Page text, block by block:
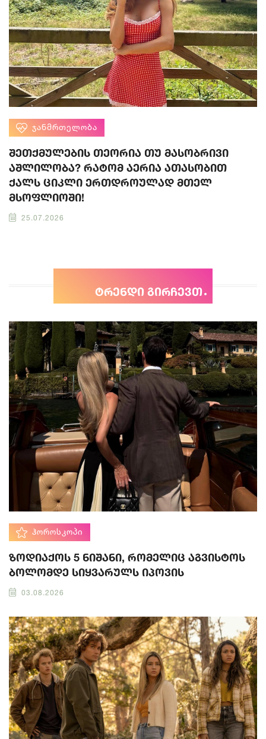
ᲯᲐᲜᲛᲠᲗᲔᲚᲝᲑᲐ
შეთქმულების თეორია თუ მასობრივი
აშლილობა? რატომ აერია ათასობით
ქალს ციკლი ერთდროულად მთელ
მსოფლიოში!
25.07.2026
ტრენდი გირჩევთ
ᲰᲝᲠᲝᲡᲙᲝᲞᲘ
ზოდიაქოს 5 ნიშანი, რომელიც აგვისტოს
ბოლომდე სიყვარულს იპოვის
03.08.2026